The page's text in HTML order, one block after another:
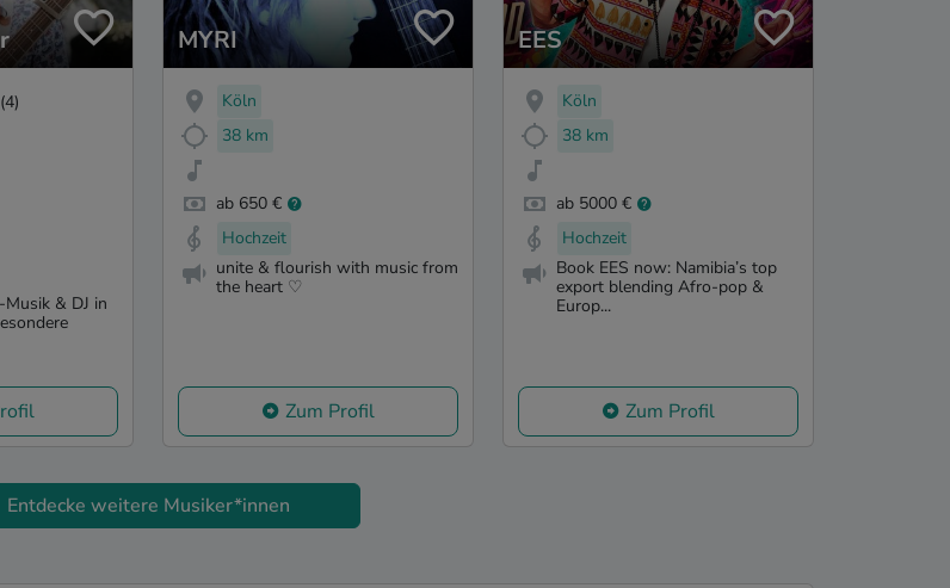
(4)
& DJ in
MYRI
Köln
38 km
ab 650 €
Hochzeit
unite & flourish with music from
the heart ♡
Zum Profil
EES
Köln
38 km
ab 5000 €
Hochzeit
Book EES now: Namibia’s top
export blending Afro-pop &
Europ...
Zum Profil
Entdecke weitere Musiker*innen